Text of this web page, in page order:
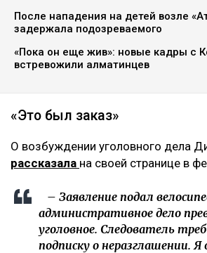
После нападения на детей возле
задержала подозреваемого
«Пока он еще жив»: новые кадры с
встревожили алматинцев
«Это был заказ»
О возбуждении уголовного дела
рассказала на своей странице в
– Заявление подал
административное дело
уголовное. Следователь
подписку о неразглашении. Я